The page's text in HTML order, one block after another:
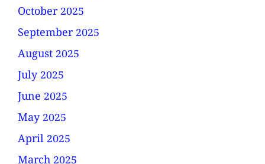
October 2025
September 2025
August 2025
July 2025
June 2025
May 2025
April 2025